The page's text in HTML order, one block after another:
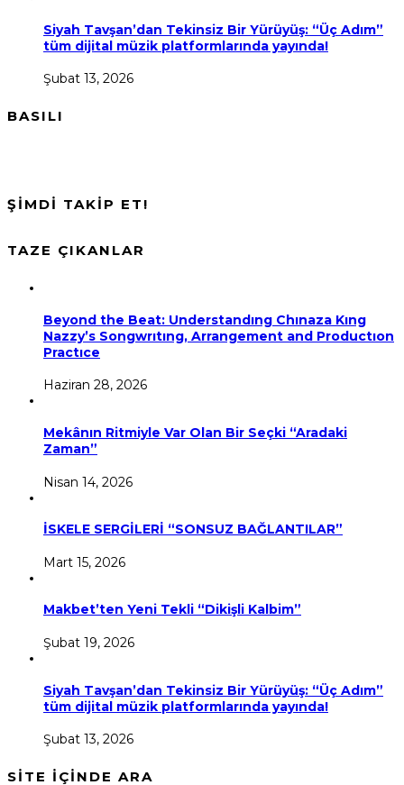
Siyah Tavşan’dan Tekinsiz Bir Yürüyüş: “Üç Adım”
tüm dijital müzik platformlarında yayında!
Şubat 13, 2026
BASILI
ŞİMDİ TAKİP ET!
TAZE ÇIKANLAR
Beyond the Beat: Understandıng Chınaza Kıng
Nazzy’s Songwrıtıng, Arrangement and Productıon
Practıce
Haziran 28, 2026
Mekânın Ritmiyle Var Olan Bir Seçki “Aradaki
Zaman”
Nisan 14, 2026
İSKELE SERGİLERİ “SONSUZ BAĞLANTILAR”
Mart 15, 2026
Makbet’ten Yeni Tekli “Dikişli Kalbim”
Şubat 19, 2026
Siyah Tavşan’dan Tekinsiz Bir Yürüyüş: “Üç Adım”
tüm dijital müzik platformlarında yayında!
Şubat 13, 2026
SİTE İÇİNDE ARA